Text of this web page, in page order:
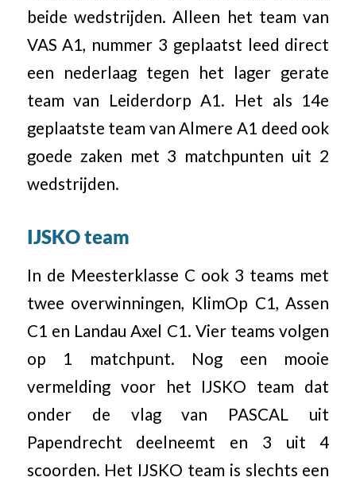
beide wedstrijden. Alleen het team van
VAS A1, nummer 3 geplaatst leed direct
een nederlaag tegen het lager gerate
team van Leiderdorp A1. Het als 14e
geplaatste team van Almere A1 deed ook
goede zaken met 3 matchpunten uit 2
wedstrijden.
IJSKO team
In de Meesterklasse C ook 3 teams met
twee overwinningen, KlimOp C1, Assen
C1 en Landau Axel C1. Vier teams volgen
op 1 matchpunt. Nog een mooie
vermelding voor het IJSKO team dat
onder de vlag van PASCAL uit
Papendrecht deelneemt en 3 uit 4
scoorden. Het IJSKO team is slechts een